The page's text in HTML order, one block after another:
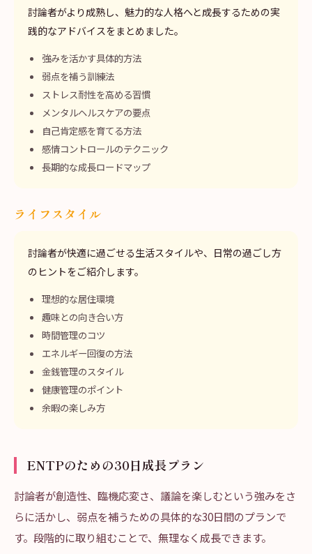
討論者がより成熟し、魅力的な人格へと成長するための実
践的なアドバイスをまとめました。
強みを活かす具体的方法
弱点を補う訓練法
ストレス耐性を高める習慣
メンタルヘルスケアの要点
自己肯定感を育てる方法
感情コントロールのテクニック
長期的な成長ロードマップ
ライフスタイル
討論者が快適に過ごせる生活スタイルや、日常の過ごし方
のヒントをご紹介します。
理想的な居住環境
趣味との向き合い方
時間管理のコツ
エネルギー回復の方法
金銭管理のスタイル
健康管理のポイント
余暇の楽しみ方
ENTPのための30日成長プラン
討論者が創造性、臨機応変さ、議論を楽しむという強みをさ
らに活かし、弱点を補うための具体的な30日間のプランで
す。段階的に取り組むことで、無理なく成長できます。